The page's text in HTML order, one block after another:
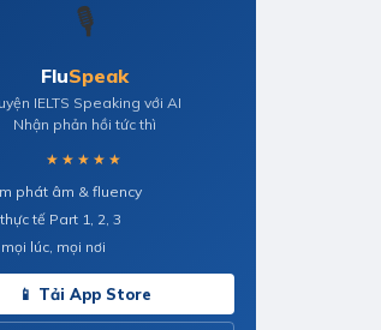
🎙️
FluSpeak
IELTS Speaking với AI
Nhận phản hồi tức thì
★★★★★
phát âm & fluency
tế Part 1, 2, 3
lúc, mọi nơi
📱 Tải App Store